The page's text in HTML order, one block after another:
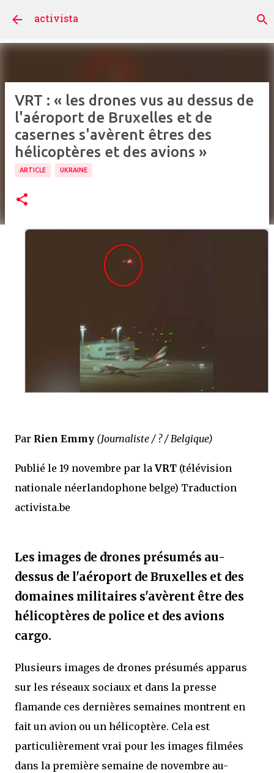
Accéder au contenu principal
activista
VRT : « les drones vus au dessus de
l'aéroport de Bruxelles et de
casernes s'avèrent êtres des
hélicoptères et des avions »
ARTICLE UKRAINE
Par Rien Emmy (Journaliste / ? / Belgique)
Publié le 19 novembre par la VRT (télévision
nationale néerlandophone belge) Traduction
activista.be
Les images de drones présumés au-
dessus de l'aéroport de Bruxelles et des
domaines militaires s'avèrent être des
hélicoptères de police et des avions
cargo.
Plusieurs images de drones présumés apparus
sur les réseaux sociaux et dans la presse
flamande ces dernières semaines montrent en
fait un avion ou un hélicoptère. Cela est
particulièrement vrai pour les images filmées
dans la première semaine de novembre au-